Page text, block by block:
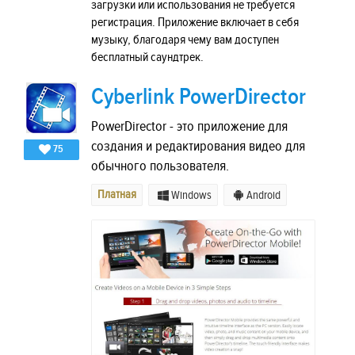
загрузки или использования не требуется
регистрация. Приложение включает в себя
музыку, благодаря чему вам доступен
бесплатный саундтрек.
75
Cyberlink PowerDirector
PowerDirector - это приложение для
создания и редактирования видео для
обычного пользователя.
Платная Windows Android